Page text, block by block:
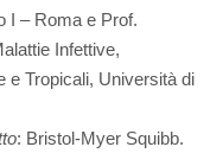
I – Roma e Prof.
Infettive,
e Tropicali, Università di
: Bristol-Myer Squibb.